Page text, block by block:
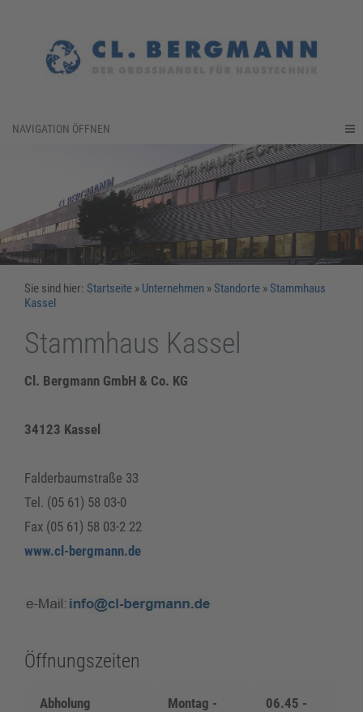
NAVIGATION ÖFFNEN
Sie sind hier: Startseite » Unternehmen » Standorte » Stammhaus
Kassel
Stammhaus Kassel
Cl. Bergmann GmbH & Co. KG
34123 Kassel
Falderbaumstraße 33
Tel. (05 61) 58 03-0
Fax (05 61) 58 03-2 22
www.cl-bergmann.de
Öffnungszeiten
Abholung
Montag -
06.45 -